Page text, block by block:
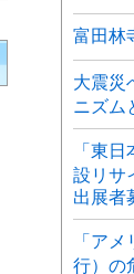
富田林
大震災
ニズム
「東
設リサ
出展者
「ア
行）の